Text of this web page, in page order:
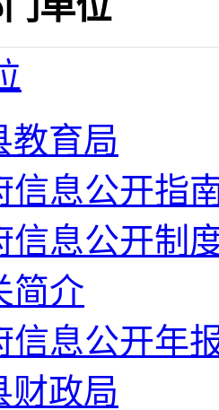
教育局
信息公开指
信息公开制
简介
信息公开年
财政局